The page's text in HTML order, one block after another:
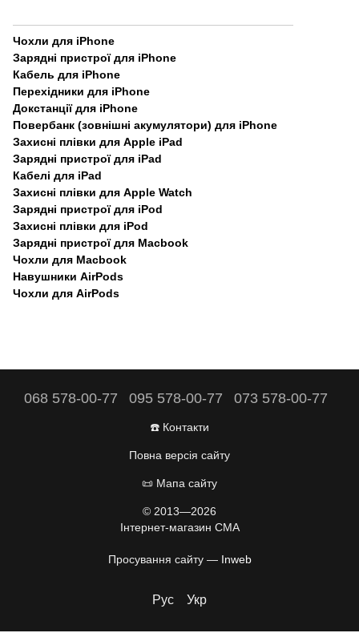
Чохли для iPhone
Зарядні пристрої для iPhone
Кабель для iPhone
Перехідники для iPhone
Докстанції для iPhone
Повербанк (зовнішні акумулятори) для iPhone
Захисні плівки для Apple iPad
Зарядні пристрої для iPad
Кабелі для iPad
Захисні плівки для Apple Watch
Зарядні пристрої для iPod
Захисні плівки для iPod
Зарядні пристрої для Macbook
Чохли для Macbook
Навушники AirPods
Чохли для AirPods
068 578-00-77 095 578-00-77 073 578-00-77
☎️ Контакти
Повна версія сайту
📜 Мапа сайту
© 2013—2026
Інтернет-магазин CMA
Просування сайту — Inweb
Рус Укр